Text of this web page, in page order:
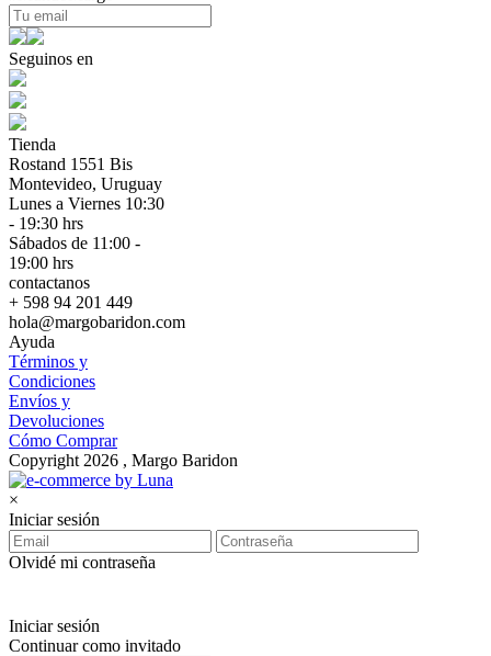
Seguinos en
Tienda
Rostand 1551 Bis
Montevideo, Uruguay
Lunes a Viernes 10:30
- 19:30 hrs
Sábados de 11:00 -
19:00 hrs
contactanos
+ 598 94 201 449
hola@margobaridon.com
Ayuda
Términos y
Condiciones
Envíos y
Devoluciones
Cómo Comprar
Copyright 2026 , Margo Baridon
×
Iniciar sesión
Olvidé mi contraseña
Iniciar sesión
Continuar como invitado